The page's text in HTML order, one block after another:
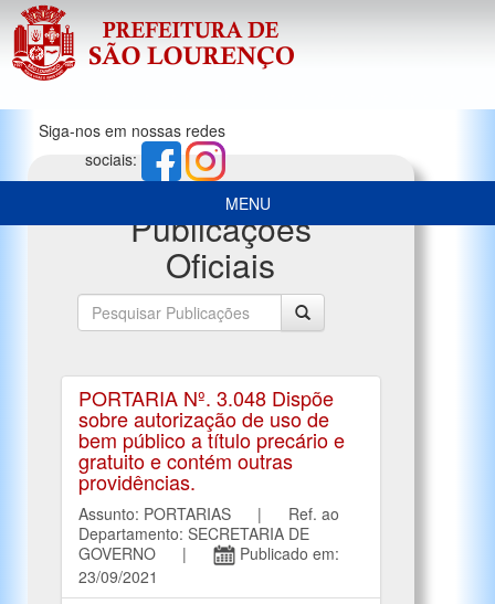
Siga-nos em nossas redes
sociais:
MENU
Publicações
Oficiais
PORTARIA Nº. 3.048 Dispõe
sobre autorização de uso de
bem público a título precário e
gratuito e contém outras
providências.
Assunto: PORTARIAS | Ref. ao
Departamento: SECRETARIA DE
GOVERNO |
Publicado em:
23/09/2021